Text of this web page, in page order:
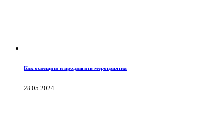
Как освещать и продвигать мероприятия
28.05.2024